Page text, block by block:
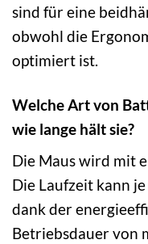
sind für eine
obwohl die
optimiert ist.
Welche Art von
wie lange hält sie?
Die Maus wird mit
Die Laufzeit kann
dank der
Betriebsdauer von